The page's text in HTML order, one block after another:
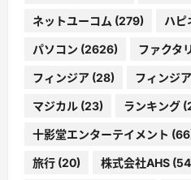
ネットユーコム (279) ハピ
パソコン (2626) ファクタ
フィンジア (28) フィンジ
マジカル (23) ランキング
十影堂エンターテイメント
旅行 (20) 株式会社AHS